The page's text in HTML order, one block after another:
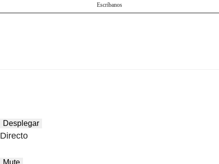
Escríbanos
Desplegar
Directo